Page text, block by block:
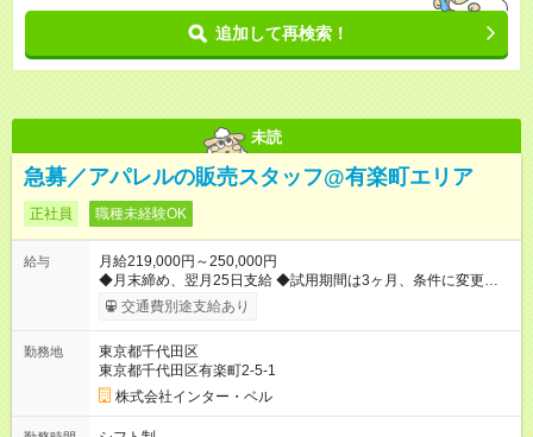
追加して再検索！
未読
急募／アパレルの販売スタッフ@有楽町エリア
正社員 職種未経験OK
給与
月給219,000円～250,000円
◆月末締め、翌月25日支給 ◆試用期間は3ヶ月、条件に変更はあ
りません 【試用期間】試用期間あり 試用期間の長さ：3ヶ月 雇
用形態、給与は本採用時と同じです。
交通費別途支給あり
勤務地
東京都千代田区
東京都千代田区有楽町2-5-1
株式会社インター・ベル